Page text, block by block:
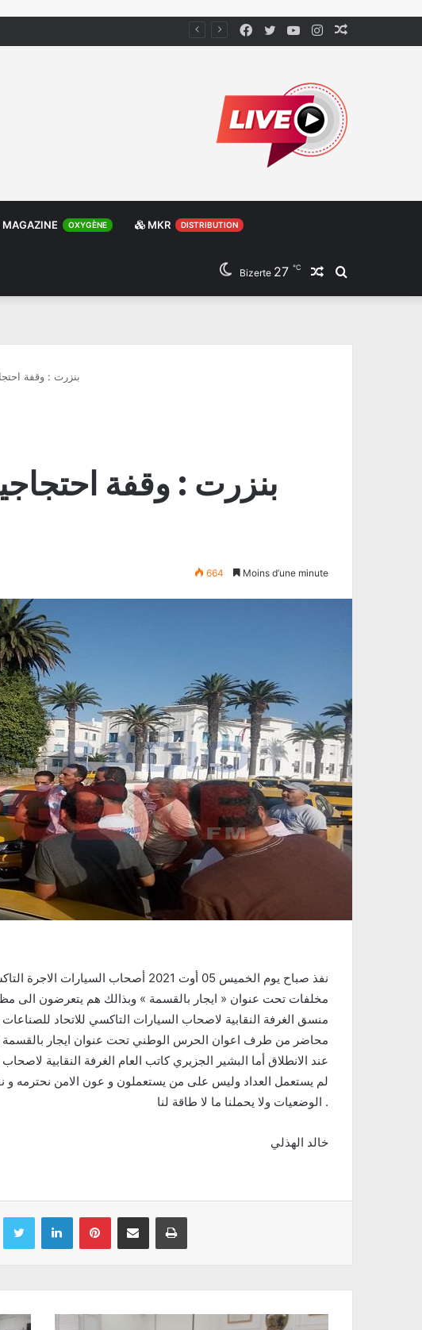
Instagram
YouTube
Twitter
Facebook
MAGAZINE OXYGÈNE MKR DISTRIBUTION
Rechercher
Article
Bizerte 27 ℃
بنزرت : وقفة
بنزرت : وقفة
664 Moins d’une minute
نفذ صباح يوم الخميس 05 أوت 2021 أصحاب
مخلفات تحت عنوان « ايجار بالقسمة » وبذالك هم يتعرضون
منسق الغرفة النقابية لاصحاب السيارات التاكسي للاتحاد
محاضر من طرف اعوان الحرس الوطني تحت عنوان ايجار بالقسمة
عند الانطلاق أما البشير الجزيري كاتب العام الغرفة النقابية
لم يستعمل العداد وليس على من يستعملون و عون الامن نحترمه
الوضعيات ولا يحملنا ما لا طاقة لنا .
خالد الهذلي
Twitter Linkedin Pinterest Partager par email Imprimer